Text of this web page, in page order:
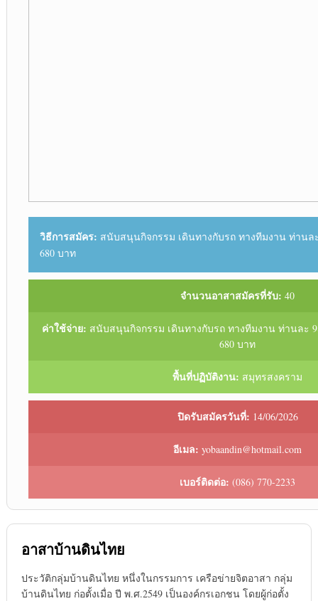
วิธีการสมัคร: สนับสนุนกิจกรรม เดินทางกับรถ ทางทีมงาน ท่านล
680 บาท
จำนวนอาสาสมัครที่รับ: 40
ค่าใช้จ่าย: สนับสนุนกิจกรรม เดินทางกับรถ ทางทีมงาน ท่านละ
680 บาท
พื้นที่ปฏิบัติงาน: สมุทรสงคราม
ปิดรับสมัครวันที่: 14/06/2026
อีเมล: yobaandin@hotmail.com
เบอร์ติดต่อ: (086) 770-2233
อาสาบ้านดินไทย
ประวัติกลุ่มบ้านดินไทย หนึ่งในกรรมการ เครือข่ายจิตอาสา กลุ่ม
บ้านดินไทย ก่อตั้งเมื่อ ปี พ.ศ.2549 เป็นองค์กรเอกชน โดยผู้ก่อตั้ง